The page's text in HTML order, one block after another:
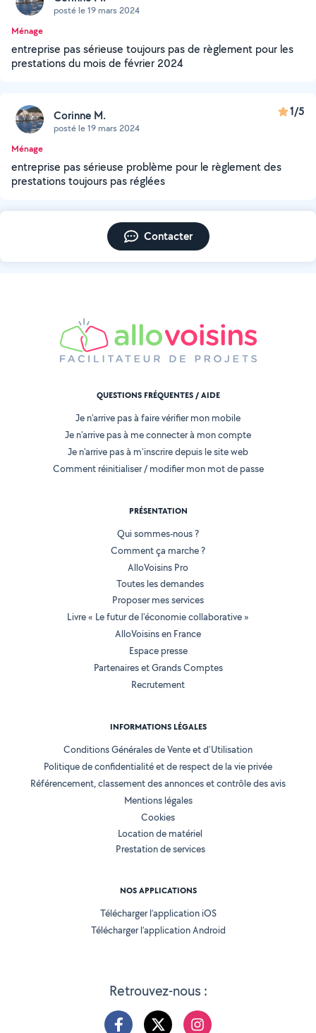
posté le 19 mars 2024
Ménage
entreprise pas sérieuse toujours pas de règlement pour les
prestations du mois de février 2024
Corinne M.
posté le 19 mars 2024
1/5
Ménage
entreprise pas sérieuse problème pour le règlement des
prestations toujours pas réglées
Contacter
Retrouvez-nous :
QUESTIONS FRÉQUENTES / AIDE
Je n'arrive pas à faire vérifier mon mobile
Je n'arrive pas à me connecter à mon compte
Je n'arrive pas à m'inscrire depuis le site web
Comment réinitialiser / modifier mon mot de passe
PRÉSENTATION
Qui sommes-nous ?
Comment ça marche ?
AlloVoisins Pro
Toutes les demandes
Proposer mes services
Livre « Le futur de l'économie collaborative »
AlloVoisins en France
Espace presse
Partenaires et Grands Comptes
Recrutement
INFORMATIONS LÉGALES
Conditions Générales de Vente et d'Utilisation
Politique de confidentialité et de respect de la vie privée
Référencement, classement des annonces et contrôle des avis
Mentions légales
Cookies
Location de matériel
Prestation de services
NOS APPLICATIONS
Télécharger l’application iOS
Télécharger l’application Android